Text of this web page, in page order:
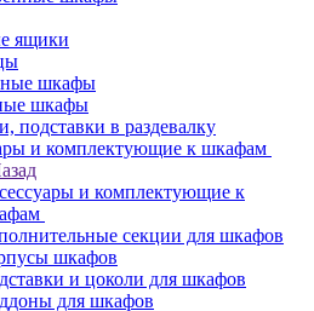
ящики
шкафы
шкафы
подставки в раздевалку
и комплектующие к шкафам
и комплектующие к
секции для шкафов
шкафов
и цоколи для шкафов
для шкафов